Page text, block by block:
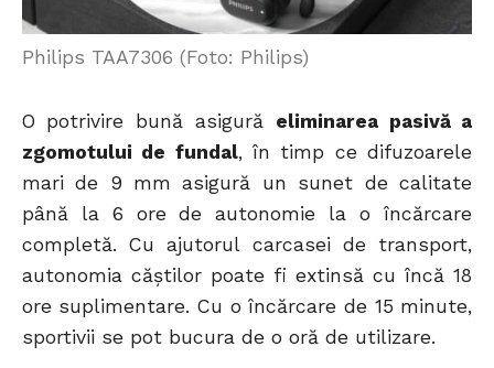
Philips TAA7306 (Foto: Philips)
O potrivire bună asigură eliminarea pasivă a
zgomotului de fundal, în timp ce difuzoarele
mari de 9 mm asigură un sunet de calitate
până la 6 ore de autonomie la o încărcare
completă. Cu ajutorul carcasei de transport,
autonomia căștilor poate fi extinsă cu încă 18
ore suplimentare. Cu o încărcare de 15 minute,
sportivii se pot bucura de o oră de utilizare.